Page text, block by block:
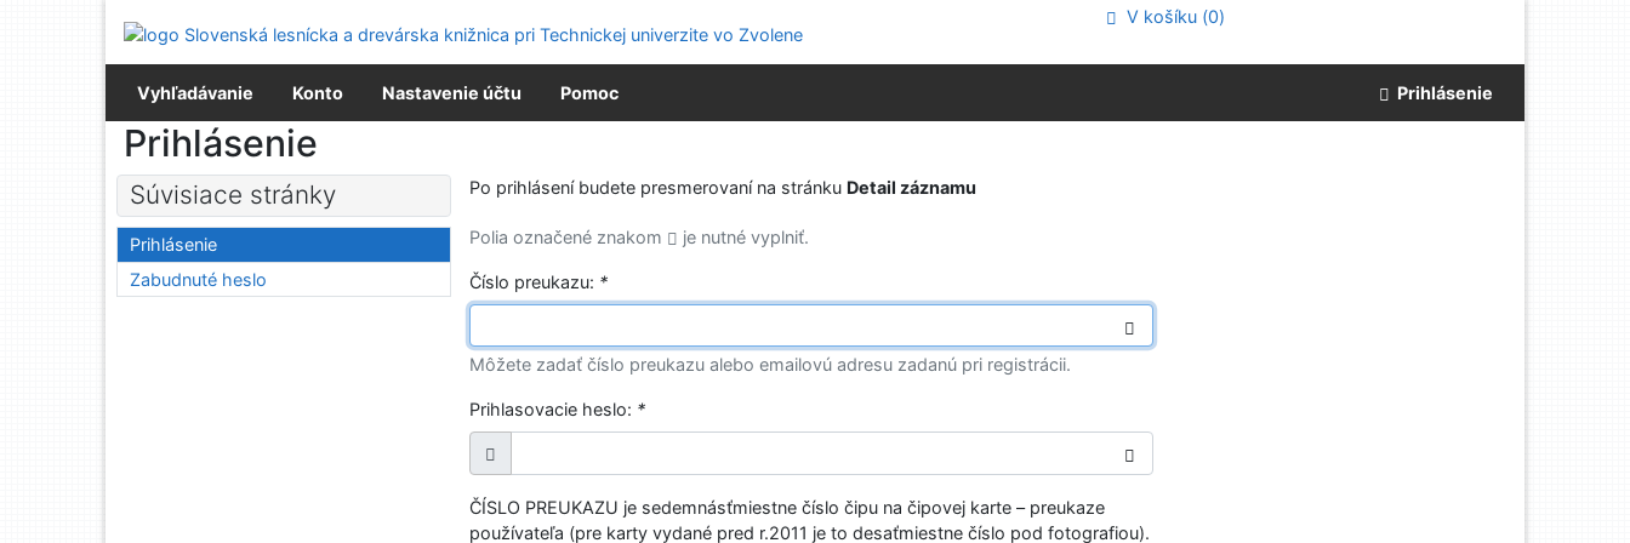
Prejsť na menu
Prehlásenie o webovej prístupnosti
V košíku (0)
Vyhľadávanie Konto Nastavenie účtu Pomoc Prihlásenie
Prihlásenie
Po prihlásení budete presmerovaní na stránku Detail záznamu
Polia označené znakom je nutné vyplniť.
Číslo preukazu: *
Môžete zadať číslo preukazu alebo emailovú adresu zadanú pri registrácii.
Prihlasovacie heslo: *
ČÍSLO PREUKAZU je sedemnásťmiestne číslo čipu na čipovej karte – preukaze
používateľa (pre karty vydané pred r.2011 je to desaťmiestne číslo pod fotografiou).
Súvisiace stránky
Prihlásenie
Zabudnuté heslo